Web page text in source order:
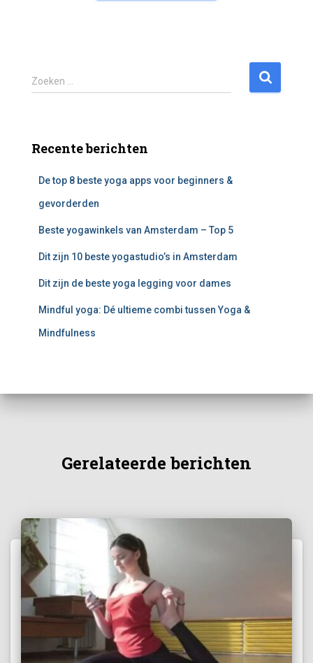
Z
o
n
Zoeken …
Recente berichten
De top 8 beste yoga apps voor beginners &
gevorderden
Beste yogawinkels van Amsterdam – Top 5
Dit zijn 10 beste yogastudio’s in Amsterdam
Dit zijn de beste yoga legging voor dames
Mindful yoga: Dé ultieme combi tussen Yoga &
Mindfulness
Gerelateerde berichten